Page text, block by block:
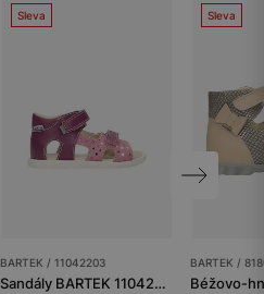
Sleva
BARTEK / 11042203
Sandály BARTEK 11042203, pro dívky, fialovo-růžové
Sleva
BARTEK /